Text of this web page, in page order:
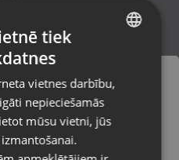
12 mēneši)
uz
RUSSIAN
tiek
vietnes darbību,
nepieciešamās
mūsu vietni, jūs